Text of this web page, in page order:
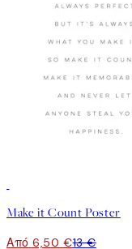
Make it Count Poster
Από 6,50 €13 €